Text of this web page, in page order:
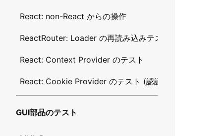
React: non-React からの操作
ReactRouter: Loader の再読み込みテスト
React: Context Provider のテスト
React: Cookie Provider のテスト (認証情報の保存に利
GUI部品のテスト